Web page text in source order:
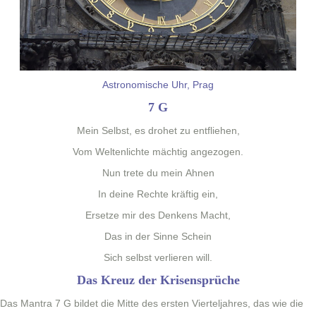
Astronomis­che Uhr, Prag
7 G
Mein Selb­st, es dro­het zu entfliehen,
Vom Wel­tenlichte mächtig angezogen.
Nun trete du mein Ahnen
In deine Rechte kräftig ein,
Erset­ze mir des Denkens Macht,
Das in der Sinne Schein
Sich selb­st ver­lieren will.
Das Kreuz der Krisensprüche
Das Mantra 7 G bildet die Mitte des ersten Viertel­jahres, das wie die